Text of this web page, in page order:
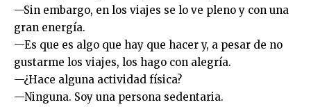
—Sin embargo, en los viajes se lo ve pleno y con una
gran energía.
—Es que es algo que hay que hacer y, a pesar de no
gustarme los viajes, los hago con alegría.
—¿Hace alguna actividad física?
—Ninguna. Soy una persona sedentaria.